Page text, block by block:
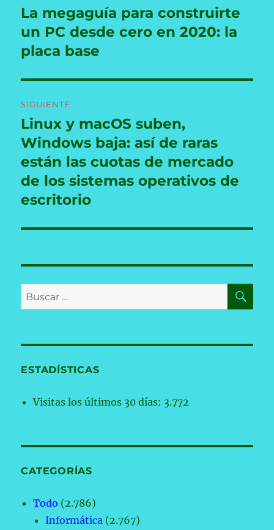
de
entradas
Entrada
anterior:
La megaguía para construirte
un PC desde cero en 2020: la
placa base
SIGUIENTE
Entrada
siguiente:
Linux y macOS suben,
Windows baja: así de raras
están las cuotas de mercado
de los sistemas operativos de
escritorio
Buscar
por:
ESTADÍSTICAS
Visitas los últimos 30 días: 3.772
CATEGORÍAS
Todo (2.786)
Informática (2.767)